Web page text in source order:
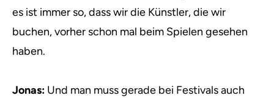
es ist immer so, dass wir die Künstler, die wir
buchen, vorher schon mal beim Spielen gesehen
haben.
Jonas: Und man muss gerade bei Festivals auch